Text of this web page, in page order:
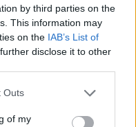
by third parties on the
This information may
on the IAB’s List of
disclose it to other
one or more Google
You may click to
Outs
of my
Τα cocktail watches
Σκότωσαν δύο
τους και μια